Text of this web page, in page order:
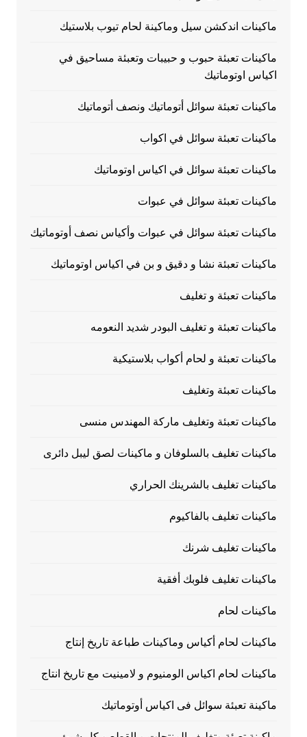
ماكينات اندكشن سيل وماكينة لحام تيوب بلاستيك
ماكينات تعبئة حبوب و حبيبات وتعبئة مساحيق في
اكياس اوتوماتيك
ماكينات تعبئة سوائل أتوماتيك ونصف أتوماتيك
ماكينات تعبئة سوائل في اكواب
ماكينات تعبئة سوائل في اكياس اوتوماتيك
ماكينات تعبئة سوائل في عبوات
ماكينات تعبئة سوائل في عبوات وأكياس نصف أوتوماتيك
ماكينات تعبئة نشا و دقيق و بن في اكياس اوتوماتيك
ماكينات تعبئة و تغليف
ماكينات تعبئة و تغليف البودر شديد النعومه
ماكينات تعبئة و لحام أكواب بلاستيكية
ماكينات تعبئة وتغليف
ماكينات تعبئة وتغليف ماركة المهندس منسى
ماكينات تغليف بالسلوفان و ماكينات لصق ليبل دائرى
ماكينات تغليف بالشرينك الحراري
ماكينات تغليف بالفاكيوم
ماكينات تغليف شرنك
ماكينات تغليف فلوبك أفقية
ماكينات لحام
ماكينات لحام أكياس وماكينات طباعة تاريخ إنتاج
ماكينات لحام اكياس الومنيوم و لامينيت مع تاريخ انتاج
ماكينة تعبئة سوائل فى اكياس أوتوماتيك